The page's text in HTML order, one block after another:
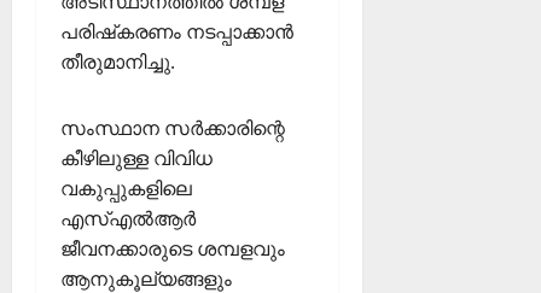
പരിഷ്‌കരണം നടപ്പാക്കാന്‍
തീരുമാനിച്ചു.
സംസ്ഥാന സര്‍ക്കാരിന്റെ
കീഴിലുള്ള വിവിധ
വകുപ്പുകളിലെ
എസ്എല്‍ആര്‍
ജീവനക്കാരുടെ ശമ്പളവും
ആനുകൂല്യങ്ങളും